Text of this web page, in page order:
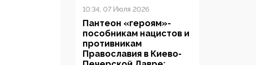
10:34, 07 Июля 2026
Пантеон «героям»-
пособникам нацистов и
противникам
Православия в Киево-